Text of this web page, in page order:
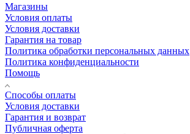
Магазины
Условия оплаты
Условия доставки
Гарантия на товар
Политика обработки персональных данных
Политика конфиденциальности
Помощь
Способы оплаты
Условия доставки
Гарантия и возврат
Публичная оферта